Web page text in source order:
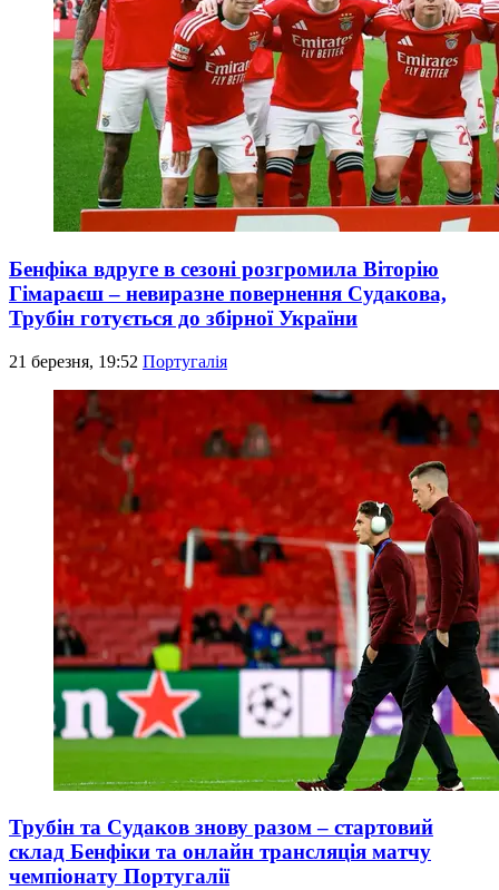
Бенфіка вдруге в сезоні розгромила Віторію
Гімараєш – невиразне повернення Судакова,
Трубін готується до збірної України
21 березня, 19:52 Португалія
Трубін та Судаков знову разом – стартовий
склад Бенфіки та онлайн трансляція матчу
чемпіонату Португалії